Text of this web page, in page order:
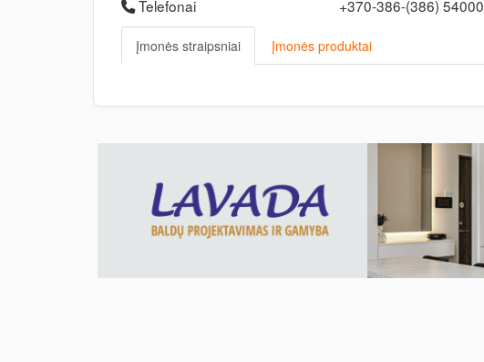
Telefonai
+370-386-(386) 54000
Įmonės straipsniai Įmonės produktai